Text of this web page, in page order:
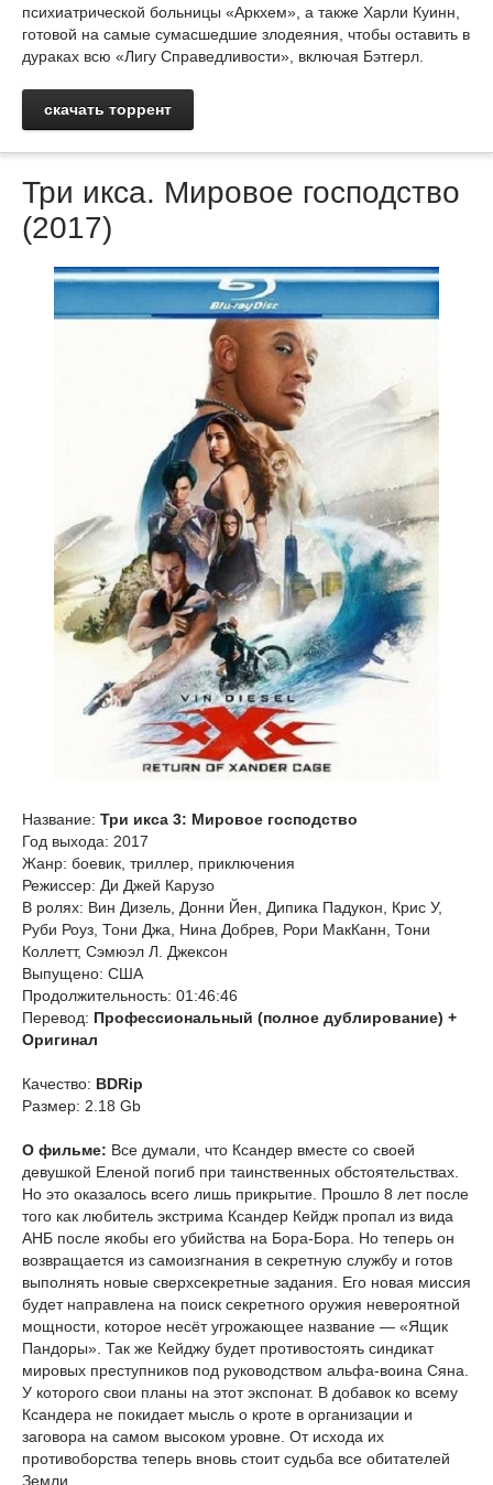
психиатрической больницы «Аркхем», а также Харли Куинн,
готовой на самые сумасшедшие злодеяния, чтобы оставить в
дураках всю «Лигу Справедливости», включая Бэтгерл.
скачать торрент
Три икса. Мировое господство
(2017)
Название: Три икса 3: Мировое господство
Год выхода: 2017
Жанр: боевик, триллер, приключения
Режиссер: Ди Джей Карузо
В ролях: Вин Дизель, Донни Йен, Дипика Падукон, Крис У,
Руби Роуз, Тони Джа, Нина Добрев, Рори МакКанн, Тони
Коллетт, Сэмюэл Л. Джексон
Выпущено: США
Продолжительность: 01:46:46
Перевод: Профессиональный (полное дублирование) +
Оригинал
Качество: BDRip
Размер: 2.18 Gb
О фильме: Все думали, что Ксандер вместе со своей
девушкой Еленой погиб при таинственных обстоятельствах.
Но это оказалось всего лишь прикрытие. Прошло 8 лет после
того как любитель экстрима Ксандер Кейдж пропал из вида
АНБ после якобы его убийства на Бора-Бора. Но теперь он
возвращается из самоизгнания в секретную службу и готов
выполнять новые сверхсекретные задания. Его новая миссия
будет направлена на поиск секретного оружия невероятной
мощности, которое несёт угрожающее название — «Ящик
Пандоры». Так же Кейджу будет противостоять синдикат
мировых преступников под руководством альфа-воина Сяна.
У которого свои планы на этот экспонат. В добавок ко всему
Ксандера не покидает мысль о кроте в организации и
заговора на самом высоком уровне. От исхода их
противоборства теперь вновь стоит судьба все обитателей
Земли.